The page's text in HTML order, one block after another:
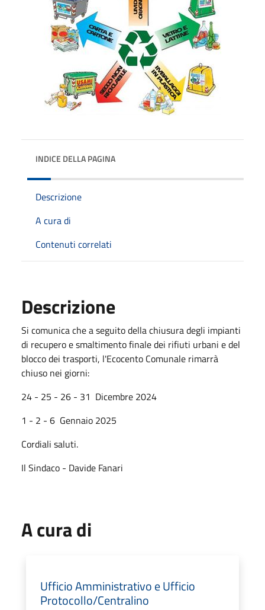
INDICE DELLA PAGINA
Descrizione
A cura di
Contenuti correlati
Descrizione
Si comunica che a seguito della chiusura degli impianti
di recupero e smaltimento finale dei rifiuti urbani e del
blocco dei trasporti, l'Ecocento Comunale rimarrà
chiuso nei giorni:
24 - 25 - 26 - 31 Dicembre 2024
1 - 2 - 6 Gennaio 2025
Cordiali saluti.
Il Sindaco - Davide Fanari
A cura di
Ufficio Amministrativo e Ufficio
Protocollo/Centralino